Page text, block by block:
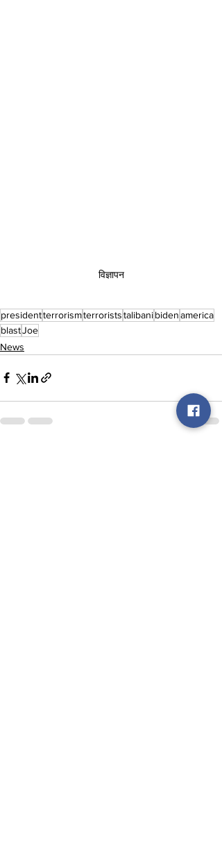
विज्ञापन
presidentterrorismterroriststalibanibidenamerica
blastJoe
News